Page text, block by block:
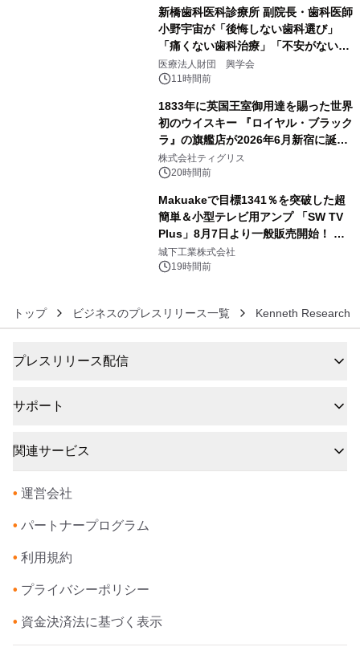
新橋歯科医科診療所 副院長・歯科医師
小野宇宙が「後悔しない歯科選び」
「痛くない歯科治療」「不安がない治
療計画」をテーマに専門監修
医療法人財団 興学会
11時間前
1833年に英国王室御用達を賜った世界
初のウイスキー 『ロイヤル・ブラック
ラ』の旗艦店が2026年6月新宿に誕
生 バカルディ ジャパンと連携した
没入型バー「BAR Arca」
株式会社ティグリス
20時間前
Makuakeで目標1341％を突破した超
簡単＆小型テレビ用アンプ 「SW TV
Plus」8月7日より一般販売開始！ ケ
ーブル1本つなぐだけ、テレビの音が
ぐっと豊かに
城下工業株式会社
19時間前
トップ ビジネスのプレスリリース一覧 Kenneth Research
プレスリリース配信
サポート
関連サービス
• 運営会社
• パートナープログラム
• 利用規約
• プライバシーポリシー
• 資金決済法に基づく表示